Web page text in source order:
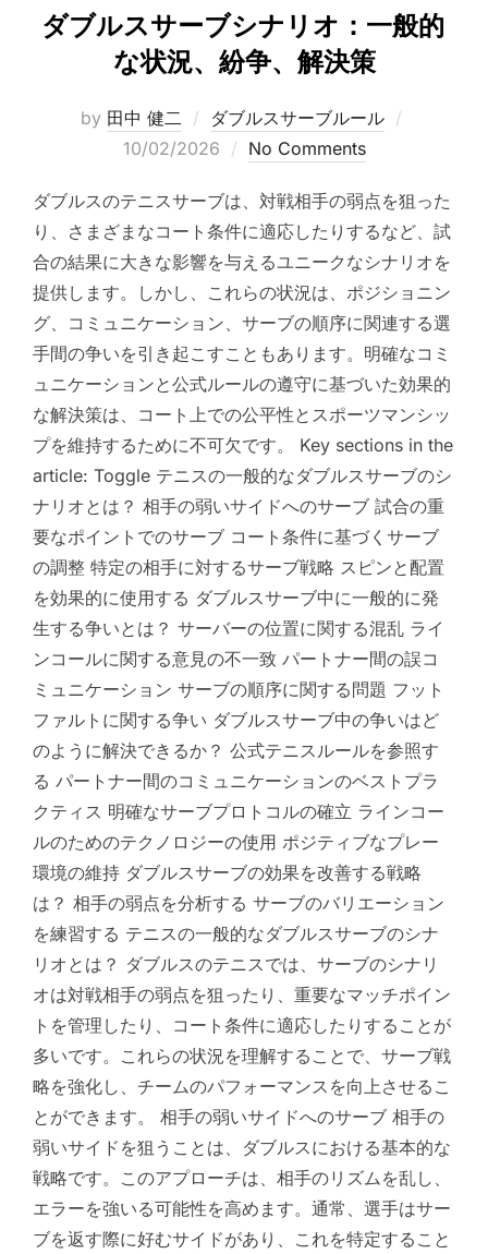
ダブルスサーブシナリオ：一般的
な状況、紛争、解決策
by 田中 健二 ダブルスサーブルール
10/02/2026 No Comments
ダブルスのテニスサーブは、対戦相手の弱点を狙った
り、さまざまなコート条件に適応したりするなど、試
合の結果に大きな影響を与えるユニークなシナリオを
提供します。しかし、これらの状況は、ポジショニン
グ、コミュニケーション、サーブの順序に関連する選
手間の争いを引き起こすこともあります。明確なコミ
ュニケーションと公式ルールの遵守に基づいた効果的
な解決策は、コート上での公平性とスポーツマンシッ
プを維持するために不可欠です。 Key sections in the
article: Toggle テニスの一般的なダブルスサーブのシ
ナリオとは？ 相手の弱いサイドへのサーブ 試合の重
要なポイントでのサーブ コート条件に基づくサーブ
の調整 特定の相手に対するサーブ戦略 スピンと配置
を効果的に使用する ダブルスサーブ中に一般的に発
生する争いとは？ サーバーの位置に関する混乱 ライ
ンコールに関する意見の不一致 パートナー間の誤コ
ミュニケーション サーブの順序に関する問題 フット
ファルトに関する争い ダブルスサーブ中の争いはど
のように解決できるか？ 公式テニスルールを参照す
る パートナー間のコミュニケーションのベストプラ
クティス 明確なサーブプロトコルの確立 ラインコー
ルのためのテクノロジーの使用 ポジティブなプレー
環境の維持 ダブルスサーブの効果を改善する戦略
は？ 相手の弱点を分析する サーブのバリエーション
を練習する テニスの一般的なダブルスサーブのシナ
リオとは？ ダブルスのテニスでは、サーブのシナリ
オは対戦相手の弱点を狙ったり、重要なマッチポイン
トを管理したり、コート条件に適応したりすることが
多いです。これらの状況を理解することで、サーブ戦
略を強化し、チームのパフォーマンスを向上させるこ
とができます。 相手の弱いサイドへのサーブ 相手の
弱いサイドを狙うことは、ダブルスにおける基本的な
戦略です。このアプローチは、相手のリズムを乱し、
エラーを強いる可能性を高めます。通常、選手はサー
ブを返す際に好むサイドがあり、これを特定すること